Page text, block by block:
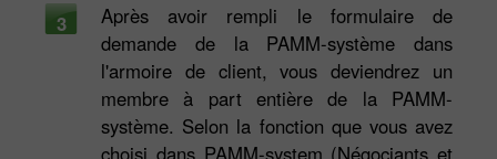
3
Après avoir rempli le formulaire de
demande de la PAMM-système dans
l'armoire de client, vous deviendrez un
membre à part entière de la PAMM-
système. Selon la fonction que vous avez
choisi dans PAMM-system (Négociants et